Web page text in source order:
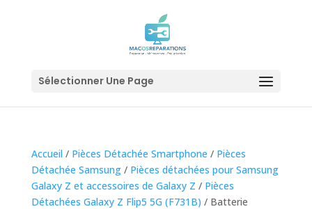
Sélectionner Une Page
Accueil / Pièces Détachée Smartphone / Pièces
Détachée Samsung/ Pièces détachées pour Samsung
Galaxy Z et accessoires de Galaxy Z / Pièces
Détachées Galaxy Z Flip5 5G (F731B) / Batterie